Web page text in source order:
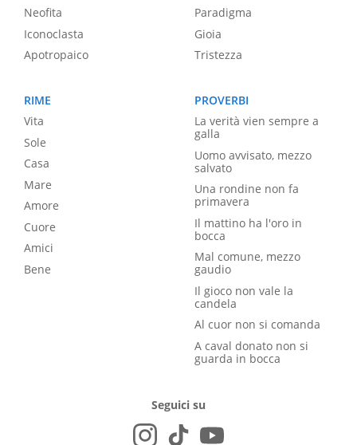
Neofita
Iconoclasta
Apotropaico
Paradigma
Gioia
Tristezza
RIME
Vita
Sole
Casa
Mare
Amore
Cuore
Amici
Bene
PROVERBI
La verità vien sempre a
galla
Uomo avvisato, mezzo
salvato
Una rondine non fa
primavera
Il mattino ha l'oro in
bocca
Mal comune, mezzo
gaudio
Il gioco non vale la
candela
Al cuor non si comanda
A caval donato non si
guarda in bocca
Seguici su